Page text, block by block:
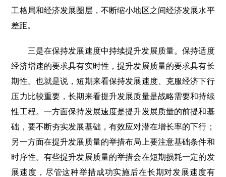
工格局和经济发展圈层，不断缩小地区之间经济发展水平
差距。
三是在保持发展速度中持续提升发展质量。保持适度
经济增速的要求具有实时性，提升发展质量的要求具有长
期性。也就是说，短期来看保持发展速度、克服经济下行
压力比较重要，长期来看提升发展质量是战略需要和持续
性工程。一方面保持发展速度是提升发展质量的前提和基
础，要不断夯实发展基础，有效应对潜在增长率的下行；
另一方面在提升发展质量的举措布局上要注意基础条件和
时序性。有些提升发展质量的举措会在短期损耗一定的发
展速度，尽管这种举措成功实施后在长期对发展速度有